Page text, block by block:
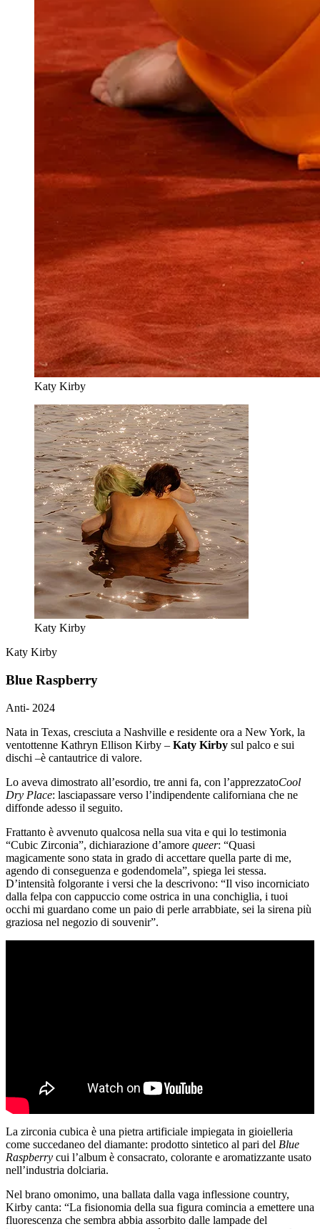
Katy Kirby
Katy Kirby
Katy Kirby
Blue Raspberry
Anti- 2024
Nata in Texas, cresciuta a Nashville e residente ora a New York, la
ventottenne Kathryn Ellison Kirby – Katy Kirby sul palco e sui
dischi –è cantautrice di valore.
Lo aveva dimostrato all’esordio, tre anni fa, con l’apprezzatoCool
Dry Place: lasciapassare verso l’indipendente californiana che ne
diffonde adesso il seguito.
Frattanto è avvenuto qualcosa nella sua vita e qui lo testimonia
“Cubic Zirconia”, dichiarazione d’amore queer: “Quasi
magicamente sono stata in grado di accettare quella parte di me,
agendo di conseguenza e godendomela”, spiega lei stessa.
D’intensità folgorante i versi che la descrivono: “Il viso incorniciato
dalla felpa con cappuccio come ostrica in una conchiglia, i tuoi
occhi mi guardano come un paio di perle arrabbiate, sei la sirena più
graziosa nel negozio di souvenir”.
La zirconia cubica è una pietra artificiale impiegata in gioielleria
come succedaneo del diamante: prodotto sintetico al pari del Blue
Raspberry cui l’album è consacrato, colorante e aromatizzante usato
nell’industria dolciaria.
Nel brano omonimo, una ballata dalla vaga inflessione country,
Kirby canta: “La fisionomia della sua figura comincia a emettere una
fluorescenza che sembra abbia assorbito dalle lampade del